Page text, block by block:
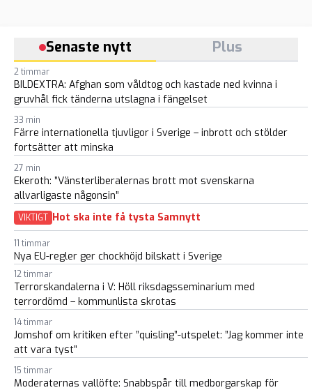
Senaste nytt Plus
2 timmar
BILDEXTRA: Afghan som våldtog och kastade ned kvinna i
gruvhål fick tänderna utslagna i fängelset
33 min
Färre internationella tjuvligor i Sverige – inbrott och stölder
fortsätter att minska
27 min
Ekeroth: ”Vänsterliberalernas brott mot svenskarna
allvarligaste någonsin”
VIKTIGT Hot ska inte få tysta Samnytt
11 timmar
Nya EU-regler ger chockhöjd bilskatt i Sverige
12 timmar
Terrorskandalerna i V: Höll riksdagsseminarium med
terrordömd – kommunlista skrotas
14 timmar
Jomshof om kritiken efter ”quisling”-utspelet: ”Jag kommer inte
att vara tyst”
15 timmar
Moderaternas vallöfte: Snabbspår till medborgarskap för